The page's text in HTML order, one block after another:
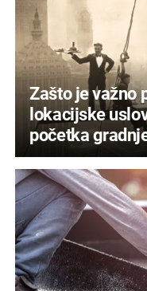
Zašto je važno
lokacijske
početka